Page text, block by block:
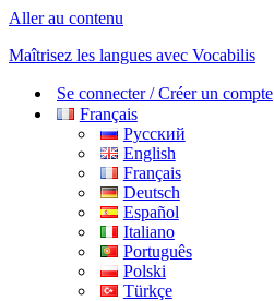
Aller au contenu
Maîtrisez les langues avec Vocabilis
Se connecter / Créer un compte
Français
Русский
English
Français
Deutsch
Español
Italiano
Português
Polski
Türkçe